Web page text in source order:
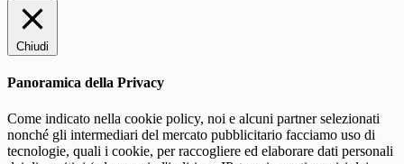
Chiudi
Panoramica della Privacy
Come indicato nella cookie policy, noi e alcuni partner selezionati
nonché gli intermediari del mercato pubblicitario facciamo uso di
tecnologie, quali i cookie, per raccogliere ed elaborare dati personali